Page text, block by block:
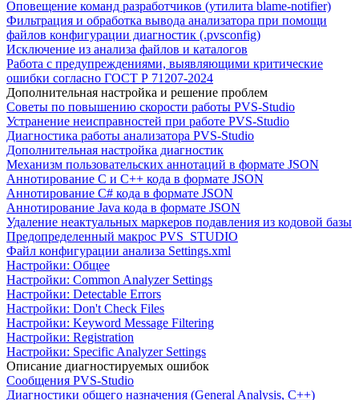
Оповещение команд разработчиков (утилита blame-notifier)
Фильтрация и обработка вывода анализатора при помощи
файлов конфигурации диагностик (.pvsconfig)
Исключение из анализа файлов и каталогов
Работа с предупреждениями, выявляющими критические
ошибки согласно ГОСТ Р 71207-2024
Дополнительная настройка и решение проблем
Советы по повышению скорости работы PVS-Studio
Устранение неисправностей при работе PVS-Studio
Диагностика работы анализатора PVS-Studio
Дополнительная настройка диагностик
Механизм пользовательских аннотаций в формате JSON
Аннотирование C и C++ кода в формате JSON
Аннотирование C# кода в формате JSON
Аннотирование Java кода в формате JSON
Удаление неактуальных маркеров подавления из кодовой базы
Предопределенный макрос PVS_STUDIO
Файл конфигурации анализа Settings.xml
Настройки: Общее
Настройки: Common Analyzer Settings
Настройки: Detectable Errors
Настройки: Don't Check Files
Настройки: Keyword Message Filtering
Настройки: Registration
Настройки: Specific Analyzer Settings
Описание диагностируемых ошибок
Сообщения PVS-Studio
Диагностики общего назначения (General Analysis, C++)